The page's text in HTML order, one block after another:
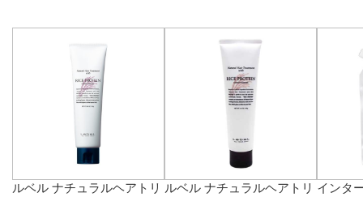
ルベル ナチュラルヘアトリ ルベル ナチュラルヘアトリ インタ